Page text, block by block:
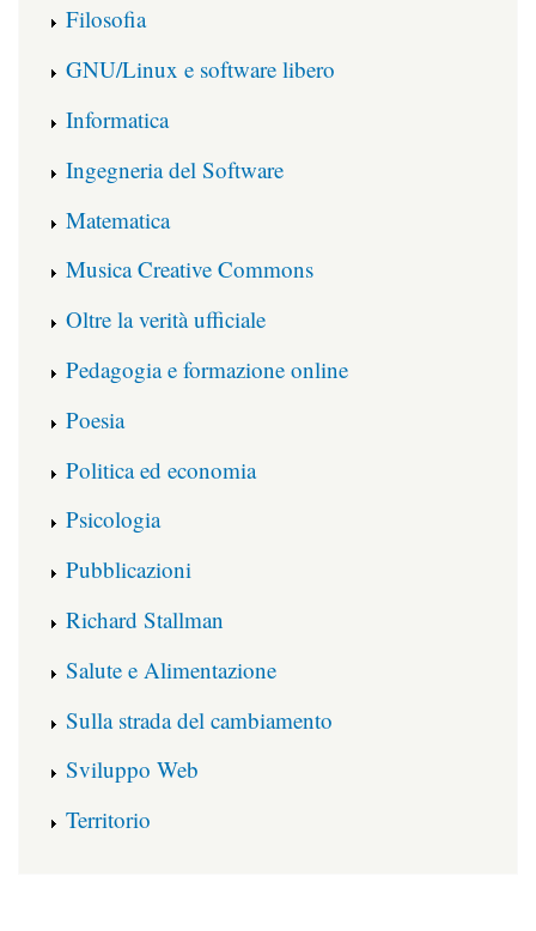
Filosofia
GNU/Linux e software libero
Informatica
Ingegneria del Software
Matematica
Musica Creative Commons
Oltre la verità ufficiale
Pedagogia e formazione online
Poesia
Politica ed economia
Psicologia
Pubblicazioni
Richard Stallman
Salute e Alimentazione
Sulla strada del cambiamento
Sviluppo Web
Territorio